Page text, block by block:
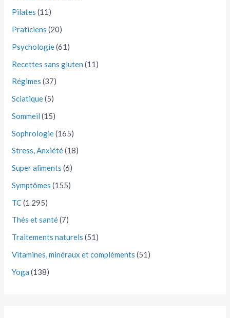
Pilates (11)
Praticiens (20)
Psychologie(61)
Recettes sans gluten (11)
Régimes (37)
Sciatique(5)
Sommeil (15)
Sophrologie(165)
Stress, Anxiété(18)
Super aliments (6)
Symptômes (155)
TC(1 295)
Thés et santé(7)
Traitements naturels (51)
Vitamines, minéraux et compléments (51)
Yoga (138)